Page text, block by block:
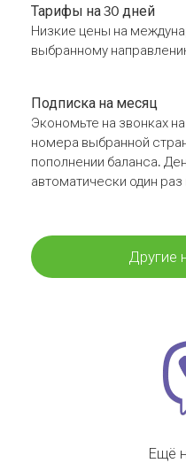
Тарифы на 30 дней
Низкие цены на
выбранному
Подписка на месяц
Экономьте на звонках
номера выбранной
пополнении баланса.
автоматически один
Другие
Ещё